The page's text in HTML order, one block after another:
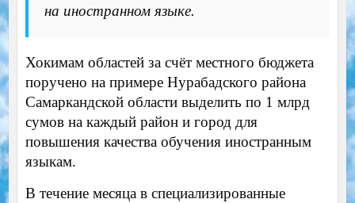
на иностранном языке.
Хокимам областей за счёт местного бюджета
поручено на примере Нурабадского района
Самаркандской области выделить по 1 млрд
сумов на каждый район и город для
повышения качества обучения иностранным
языкам.
В течение месяца в специализированные